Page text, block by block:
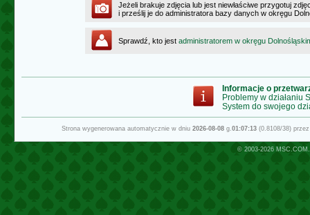
Jeżeli brakuje zdjęcia lub jest niewłaściwe przygotuj
i prześlij je do administratora bazy danych w okręgu
Sprawdź, kto jest administratorem w okręgu
Informacje o
Problemy w działaniu
System do swojego
Strona wygenerowana automatycznie w dniu 2026-08-08g.01:07:13(0.8108/38)
© 2003-2026